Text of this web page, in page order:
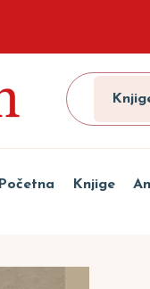
Početna Knjige